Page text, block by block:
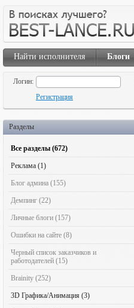
Найти исполнителя Блоги
Логин:
Регистрация
Разделы
Все разделы (672)
Реклама (1)
Блог админа (155)
Демпинг (22)
Личные блоги (157)
Ошибки на сайте (8)
Черный список заказчиков и
работодателей (15)
Brainity (252)
3D Графика/Анимация (3)